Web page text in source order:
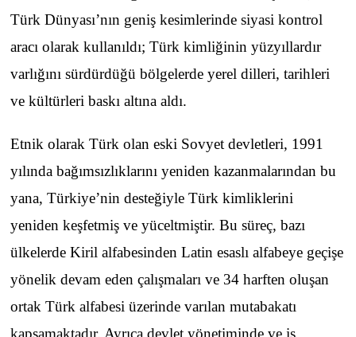
Türk Dünyası’nın geniş kesimlerinde siyasi kontrol
aracı olarak kullanıldı; Türk kimliğinin yüzyıllardır
varlığını sürdürdüğü bölgelerde yerel dilleri, tarihleri
ve kültürleri baskı altına aldı.
Etnik olarak Türk olan eski Sovyet devletleri, 1991
yılında bağımsızlıklarını yeniden kazanmalarından bu
yana, Türkiye’nin desteğiyle Türk kimliklerini
yeniden keşfetmiş ve yüceltmiştir. Bu süreç, bazı
ülkelerde Kiril alfabesinden Latin esaslı alfabeye geçişe
yönelik devam eden çalışmaları ve 34 harften oluşan
ortak Türk alfabesi üzerinde varılan mutabakatı